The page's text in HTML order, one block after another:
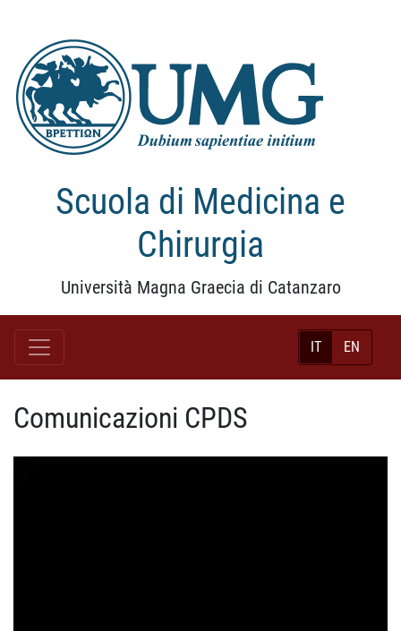
Scuola di Medicina e
Chirurgia
Università Magna Graecia di Catanzaro
IT EN
Comunicazioni CPDS